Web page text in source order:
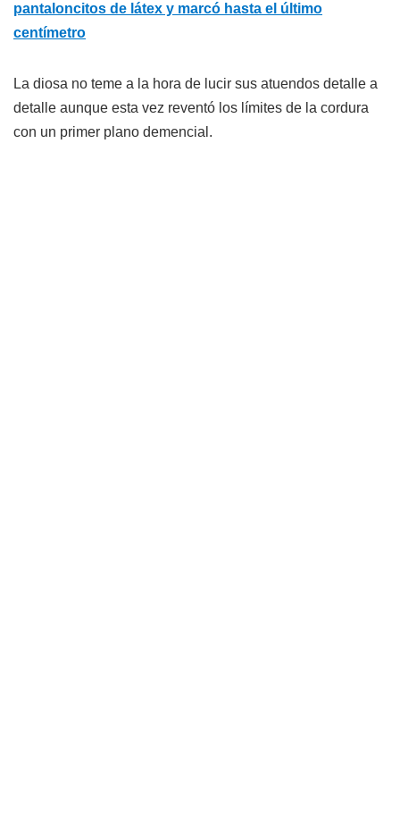
pantaloncitos de látex y marcó hasta el último
centímetro
La diosa no teme a la hora de lucir sus atuendos detalle a
detalle aunque esta vez reventó los límites de la cordura
con un primer plano demencial.